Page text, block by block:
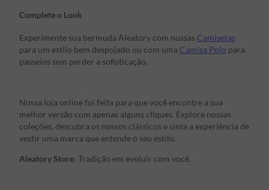
Complete o Look
Experimente sua bermuda Aleatory com nossas Camisetas
para um estilo bem despojado ou com uma Camisa Polo para
passeios sem perder a sofisticação.
Nossa loja online foi feita para que você encontre a sua
melhor versão com apenas alguns cliques. Explore nossas
coleções, descubra os nossos clássicos e sinta a experiência de
vestir uma marca que entende o seu estilo.
Aleatory Store: Tradição em evoluir com você.